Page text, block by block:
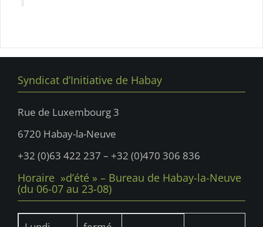
Syndicat d’Initiative de Habay
Rue de Luxembourg 3
6720 Habay-la-Neuve
+32 (0)63 422 237 – +32 (0)470 306 836
Horaire »d’été » – Bureau de Habay-la-Neuve
(du 06-07 au 23-08)